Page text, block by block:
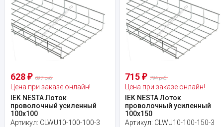
628 ₽ 697 руб.
Цена при заказе онлайн!
IEK NESTA Лоток
проволочный усиленный
100х100
Артикул: CLWU10-100-100-3
715₽ 794 руб.
Цена при заказе онлайн!
IEK NESTA Лоток
проволочный усиленный
100х150
Артикул: CLWU10-100-150-3